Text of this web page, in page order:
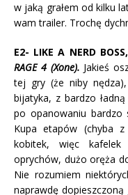
w jaką grałem od kilku
wam trailer. Trochę
E2- LIKE A NERD
RAGE 4 (Xone). Jakieś
tej gry (że niby
bijatyka, z bardzo
po opanowaniu bardzo
Kupa etapów (chyba
kobitek, więc kafelek
oprychów, dużo oręża
Nie rozumiem
naprawdę